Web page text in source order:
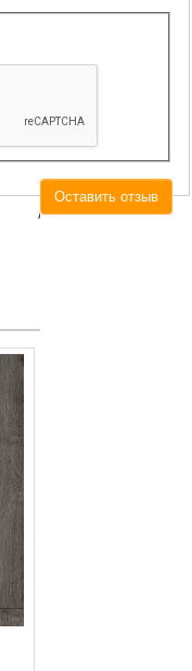
Оставить отзыв